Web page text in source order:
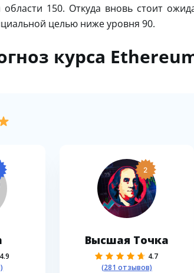
области 150. Откуда вновь стоит
целью ниже уровня 90.
курса
4.9
2
Высшая Точка
4.7
(281 отзывов)